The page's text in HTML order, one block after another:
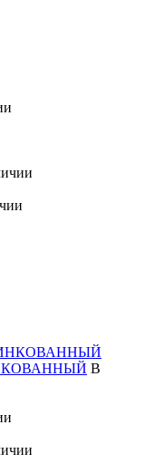
В